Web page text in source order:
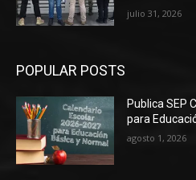
julio 31, 2026
POPULAR POSTS
Publica SEP
para
agosto 1, 2026